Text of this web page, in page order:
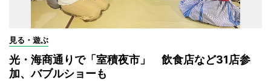
見る・遊ぶ
光・海商通りで「室積夜市」 飲食店など31店参
加、バブルショーも